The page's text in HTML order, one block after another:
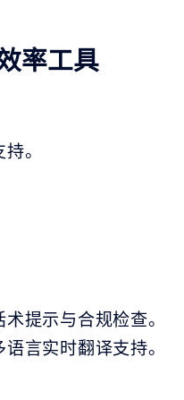
率工具
。
提示与合规检查。
言实时翻译支持。